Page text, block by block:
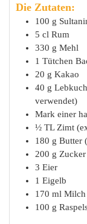
Die Zutaten:
100 g
5 cl Rum
330 g Mehl
1 Tütchen
20 g Kakao
40 g
verwendet)
Mark einer
½ TL Zimt
180 g Butter
200 g Zucker
3 Eier
1 Eigelb
170 ml Milch
100 g